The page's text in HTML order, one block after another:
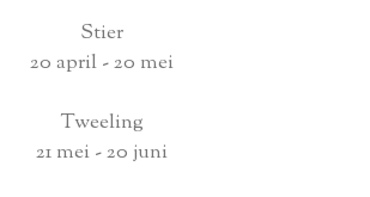
Stier
20 april - 20 mei
Tweeling
21 mei - 20 juni